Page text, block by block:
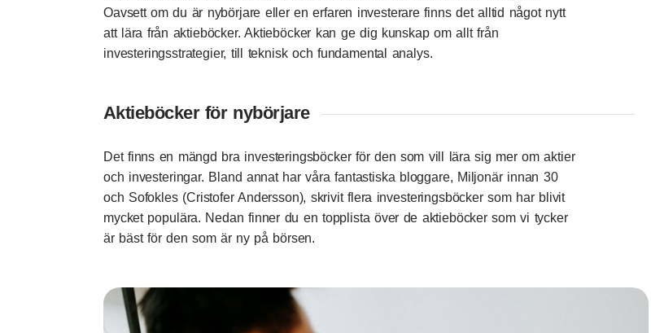
Oavsett om du är nybörjare eller en erfaren investerare finns det alltid något nytt
att lära från aktieböcker. Aktieböcker kan ge dig kunskap om allt från
investeringsstrategier, till teknisk och fundamental analys.
Aktieböcker för nybörjare
Det finns en mängd bra investeringsböcker för den som vill lära sig mer om aktier
och investeringar. Bland annat har våra fantastiska bloggare, Miljonär innan 30
och Sofokles(Cristofer Andersson), skrivit flera investeringsböcker som har blivit
mycket populära. Nedan finner du en topplista över de aktieböcker som vi tycker
är bäst för den som är ny på börsen.